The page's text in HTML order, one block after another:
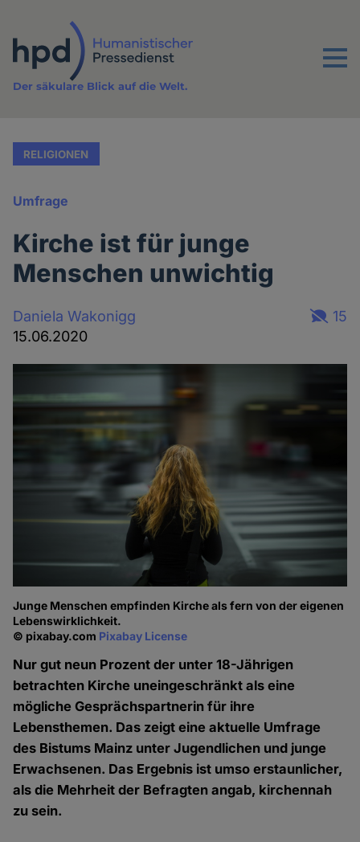
Inhalt
Menu
Der säkulare Blick auf die Welt.
RELIGIONEN
Umfrage
Kirche ist für junge
Menschen unwichtig
Daniela Wakonigg
15.06.2020
15
Junge Menschen empfinden Kirche als fern von der eigenen
Lebenswirklichkeit.
© pixabay.com Pixabay License
Nur gut neun Prozent der unter 18-Jährigen
betrachten Kirche uneingeschränkt als eine
mögliche Gesprächspartnerin für ihre
Lebensthemen. Das zeigt eine aktuelle Umfrage
des Bistums Mainz unter Jugendlichen und junge
Erwachsenen. Das Ergebnis ist umso erstaunlicher,
als die Mehrheit der Befragten angab, kirchennah
zu sein.